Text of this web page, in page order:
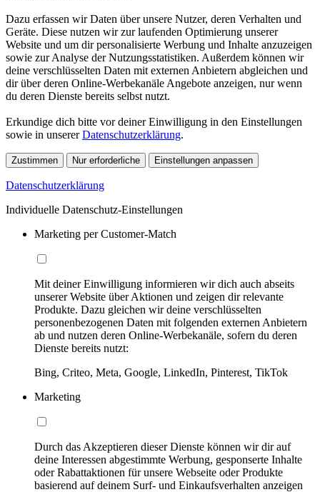
Dazu erfassen wir Daten über unsere Nutzer, deren Verhalten und
Geräte. Diese nutzen wir zur laufenden Optimierung unserer
Website und um dir personalisierte Werbung und Inhalte anzuzeigen
sowie zur Analyse der Nutzungsstatistiken. Außerdem können wir
deine verschlüsselten Daten mit externen Anbietern abgleichen und
dir über deren Online-Werbekanäle Angebote anzeigen, nur wenn
du deren Dienste bereits selbst nutzt.
Erkundige dich bitte vor deiner Einwilligung in den Einstellungen
sowie in unsererDatenschutzerklärung.
Zustimmen Nur erforderliche Einstellungen anpassen
Datenschutzerklärung
Individuelle Datenschutz-Einstellungen
Marketing per Customer-Match
Mit deiner Einwilligung informieren wir dich auch abseits
unserer Website über Aktionen und zeigen dir relevante
Produkte. Dazu gleichen wir deine verschlüsselten
personenbezogenen Daten mit folgenden externen Anbietern
ab und nutzen deren Online-Werbekanäle, sofern du deren
Dienste bereits nutzt:
Bing, Criteo, Meta, Google, LinkedIn, Pinterest, TikTok
Marketing
Durch das Akzeptieren dieser Dienste können wir dir auf
deine Interessen abgestimmte Werbung, gesponserte Inhalte
oder Rabattaktionen für unsere Webseite oder Produkte
basierend auf deinem Surf- und Einkaufsverhalten anzeigen